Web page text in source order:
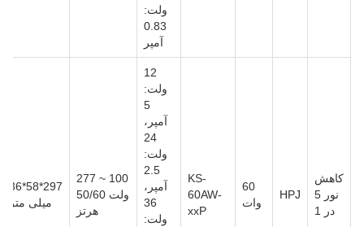
ولت:
0.83
آمپر
کاهش
نور 5
در 1
HPJ
60
وات
KS-
60AW-
xxP
12
ولت:
5
آمپر،
24
ولت:
2.5
آمپر،
36
ولت:
100 ~ 277
ولت 50/60
هرتز
297*58*36
میلی متر